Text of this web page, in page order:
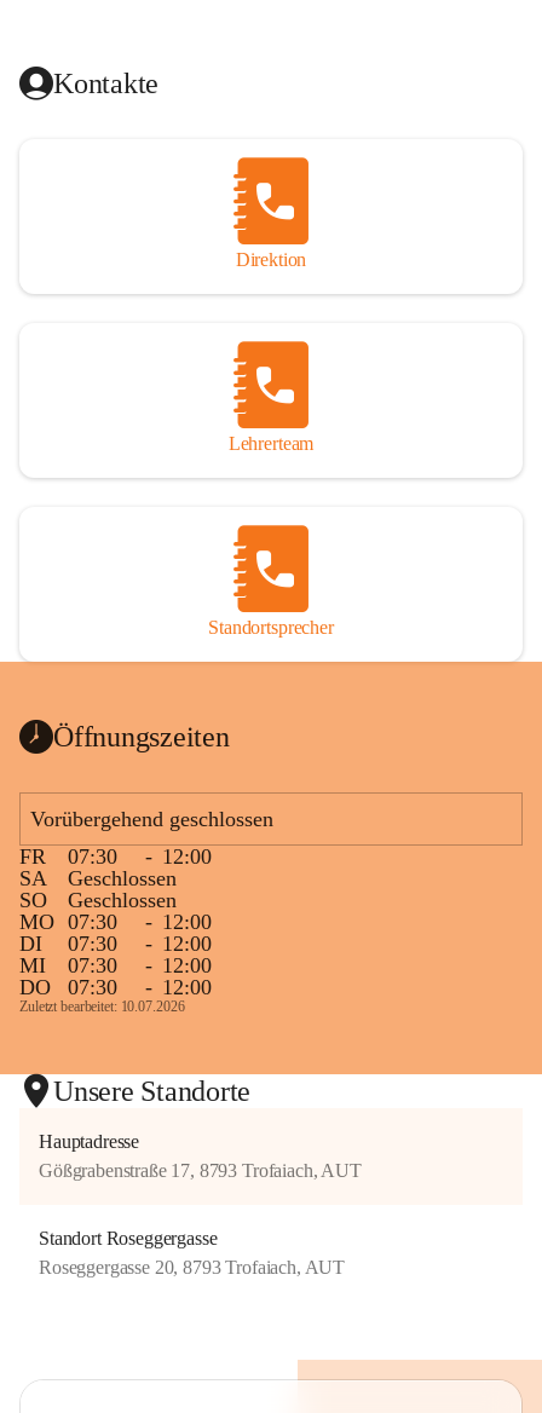
Kontakte
Direktion
Lehrerteam
Standortsprecher
Öffnungszeiten
Vorübergehend geschlossen
FR
07:30 - 12:00
SA
Geschlossen
SO
Geschlossen
MO 07:30 - 12:00
DI
07:30 - 12:00
MI
07:30 - 12:00
DO
07:30 - 12:00
Zuletzt bearbeitet: 10.07.2026
Unsere Standorte
Hauptadresse
Gößgrabenstraße 17, 8793 Trofaiach, AUT
Standort Roseggergasse
Roseggergasse 20, 8793 Trofaiach, AUT